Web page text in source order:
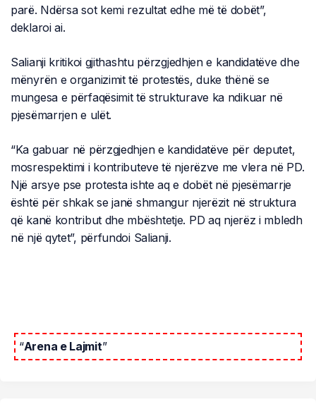
parë. Ndërsa sot kemi rezultat edhe më të dobët”,
deklaroi ai.
Salianji kritikoi gjithashtu përzgjedhjen e kandidatëve dhe
mënyrën e organizimit të protestës, duke thënë se
mungesa e përfaqësimit të strukturave ka ndikuar në
pjesëmarrjen e ulët.
“Ka gabuar në përzgjedhjen e kandidatëve për deputet,
mosrespektimi i kontributeve të njerëzve me vlera në PD.
Një arsye pse protesta ishte aq e dobët në pjesëmarrje
është për shkak se janë shmangur njerëzit në struktura
që kanë kontribut dhe mbështetje. PD aq njerëz i mbledh
në një qytet”, përfundoi Salianji.
“Arena e Lajmit”